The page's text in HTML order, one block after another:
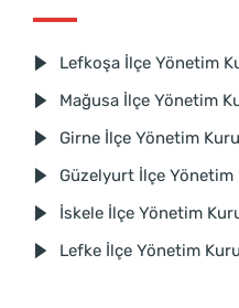
Lefkoşa İlçe Yönetim
Mağusa İlçe Yönetim
Girne İlçe Yönetim
Güzelyurt İlçe Yönetim
İskele İlçe Yönetim
Lefke İlçe Yönetim